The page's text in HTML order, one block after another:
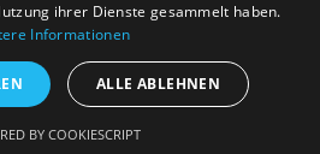
it.ch |(www.pinkytoes.com)
ihrer Dienste gesammelt haben.
Informationen
ALLE ABLEHNEN
BY COOKIESCRIPT